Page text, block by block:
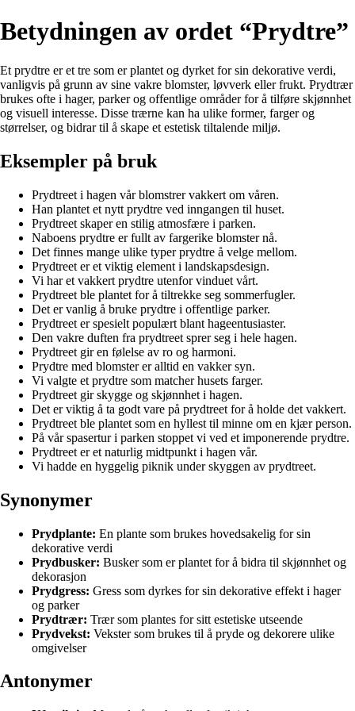
Betydningen av ordet “Prydtre”
Et prydtre er et tre som er plantet og dyrket for sin dekorative verdi,
vanligvis på grunn av sine vakre blomster, løvverk eller frukt. Prydtrær
brukes ofte i hager, parker og offentlige områder for å tilføre skjønnhet
og visuell interesse. Disse trærne kan ha ulike former, farger og
størrelser, og bidrar til å skape et estetisk tiltalende miljø.
Eksempler på bruk
Prydtreet i hagen vår blomstrer vakkert om våren.
Han plantet et nytt prydtre ved inngangen til huset.
Prydtreet skaper en stilig atmosfære i parken.
Naboens prydtre er fullt av fargerike blomster nå.
Det finnes mange ulike typer prydtre å velge mellom.
Prydtreet er et viktig element i landskapsdesign.
Vi har et vakkert prydtre utenfor vinduet vårt.
Prydtreet ble plantet for å tiltrekke seg sommerfugler.
Det er vanlig å bruke prydtre i offentlige parker.
Prydtreet er spesielt populært blant hageentusiaster.
Den vakre duften fra prydtreet sprer seg i hele hagen.
Prydtreet gir en følelse av ro og harmoni.
Prydtre med blomster er alltid en vakker syn.
Vi valgte et prydtre som matcher husets farger.
Prydtreet gir skygge og skjønnhet i hagen.
Det er viktig å ta godt vare på prydtreet for å holde det vakkert.
Prydtreet ble plantet som en hyllest til minne om en kjær person.
På vår spasertur i parken stoppet vi ved et imponerende prydtre.
Prydtreet er et naturlig midtpunkt i hagen vår.
Vi hadde en hyggelig piknik under skyggen av prydtreet.
Synonymer
Prydplante: En plante som brukes hovedsakelig for sin
dekorative verdi
Prydbusker: Busker som er plantet for å bidra til skjønnhet og
dekorasjon
Prydgress: Gress som dyrkes for sin dekorative effekt i hager
og parker
Prydtrær: Trær som plantes for sitt estetiske utseende
Prydvekst: Vekster som brukes til å pryde og dekorere ulike
omgivelser
Antonymer